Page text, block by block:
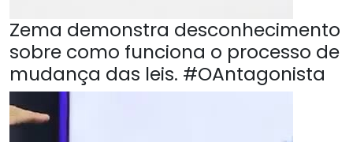
Zema demonstra desconhecimento
sobre como funciona o processo de
mudança das leis. #OAntagonista